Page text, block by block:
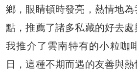
鄉，眼睛頓時發亮，熱情地
點，推薦了諸多私藏的好去
我推介了雲南特有的小粒咖
日，這種不期而遇的友善與熱